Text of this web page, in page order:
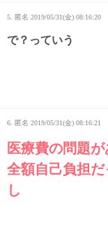
5. 匿名 2019/05/31(金) 08:16:20
で？っていう
6. 匿名 2019/05/31(金) 08:16:21
医療費の問題
全額自己負担
し